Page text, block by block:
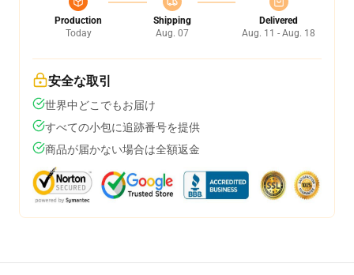
Production
Today
Shipping
Aug. 07
Delivered
Aug. 11 - Aug. 18
安全な取引
世界中どこでもお届け
すべての小包に追跡番号を提供
商品が届かない場合は全額返金